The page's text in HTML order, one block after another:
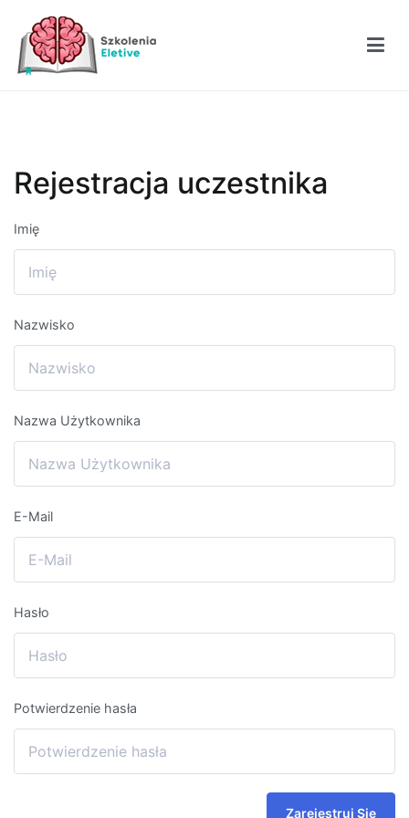
treści
Rejestracja uczestnika
Imię
Nazwisko
Nazwa Użytkownika
E-Mail
Hasło
Potwierdzenie hasła
Zarejestruj Się